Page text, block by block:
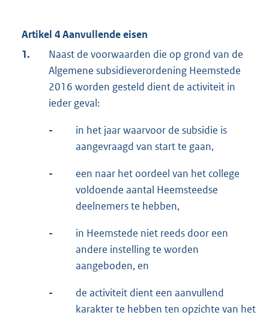
Artikel 4 Aanvullende eisen
1.
Naast de voorwaarden die op grond van de
Algemene subsidieverordening Heemstede
2016 worden gesteld dient de activiteit in
ieder geval:
-
in het jaar waarvoor de subsidie is
aangevraagd van start te gaan,
-
een naar het oordeel van het college
voldoende aantal Heemsteedse
deelnemers te hebben,
-
in Heemstede niet reeds door een
andere instelling te worden
aangeboden, en
-
de activiteit dient een aanvullend
karakter te hebben ten opzichte van het